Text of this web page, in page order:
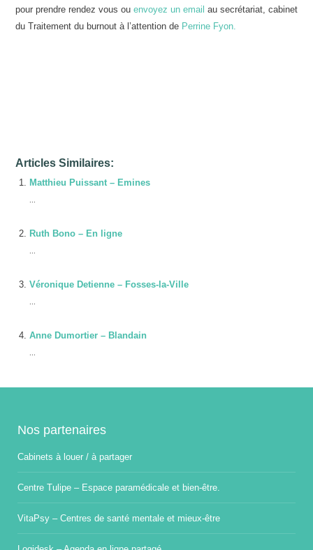
pour prendre rendez vous ou envoyez un email au secrétariat, cabinet
du Traitement du burnout à l’attention de Perrine Fyon.
Articles Similaires:
Matthieu Puissant – Emines
Ruth Bono – En ligne
Véronique Detienne – Fosses-la-Ville
Anne Dumortier – Blandain
Nos partenaires
Cabinets à louer / à partager
Centre Tulipe – Espace paramédicale et bien-être.
VitaPsy – Centres de santé mentale et mieux-être